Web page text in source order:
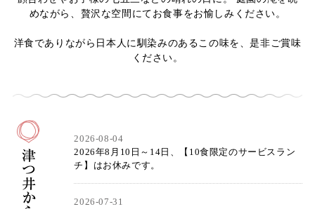
めながら、贅沢な空間にてお食事をお愉しみください。
洋食でありながら日本人に馴染みのあるこの味を、是非ご賞味
ください。
2026-08-04
2026年8月10日～14日、【10食限定のサービスラン
チ】はお休みです。
2026-07-31